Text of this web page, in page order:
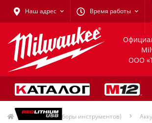
Наш адрес Время работы
ООО
Акции (наборы инструментов)